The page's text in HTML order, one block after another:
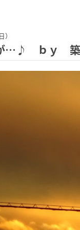
が…♪ ｂｙ